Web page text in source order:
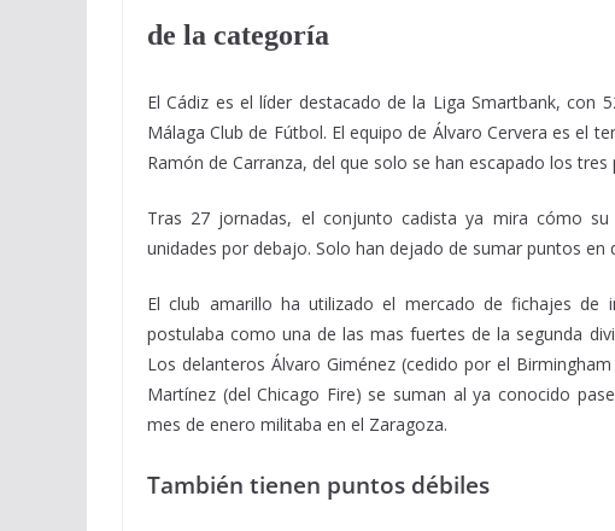
de la categoría
El Cádiz es el líder destacado de la Liga Smartbank,
Málaga Club de Fútbol. El equipo de Álvaro Cervera es el
Ramón de Carranza, del que solo se han escapado los
Tras 27 jornadas, el conjunto cadista ya mira cómo
unidades por debajo. Solo han dejado de sumar puntos
El club amarillo ha utilizado el mercado de fichajes
postulaba como una de las mas fuertes de la segunda
Los delanteros Álvaro Giménez (cedido por el
Martínez (del Chicago Fire) se suman al ya conocido
mes de enero militaba en el Zaragoza.
También tienen puntos débiles